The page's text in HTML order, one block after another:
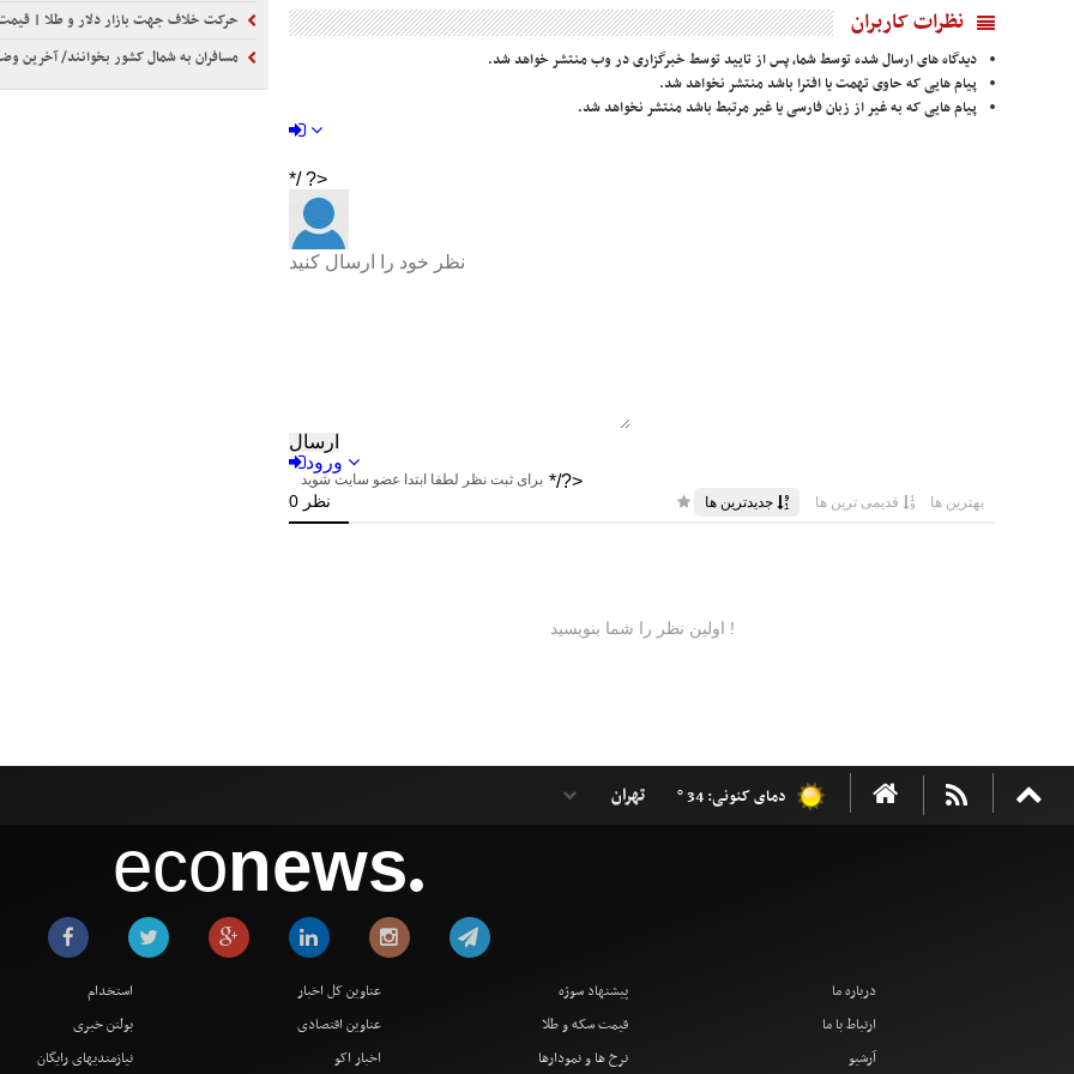
نظرات کاربران
دیدگاه های ارسال شده توسط شما، پس از تایید توسط خبرگزاری در وب منتشر خواهد شد.
پیام هایی که حاوی تهمت یا افترا باشد منتشر نخواهد شد.
پیام هایی که به غیر از زبان فارسی یا غیر مرتبط باشد منتشر نخواهد شد.
حرکت خلاف جهت بازار دلار و طلا | قیمت دلار ۴ هزار تومان ریخت | طلا با دوپینگ اونس
مسافران به شمال کشور بخوانند/ آخرین وضعیت آب و
دمای کنونی: 34 °
econews●
درباره ما
ارتباط با ما
آرشیو
پیشنهاد سوژه
قیمت سکه و طلا
نرخ ها و نمودارها
عناوین کل اخبار
عناوین اقتصادی
اخبار اکو
استخدام
بولتن خبری
نیازمندیهای رایگان